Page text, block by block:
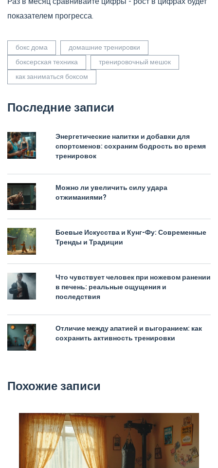
показателем прогресса.
бокс дома
домашние тренировки
боксерская техника
тренировочный мешок
как заниматься боксом
Последние записи
Энергетические напитки и добавки для
спортсменов: сохраним бодрость во время
тренировок
Можно ли увеличить силу удара
отжиманиями?
Боевые Искусства и Кунг-Фу: Современные
Тренды и Традиции
Что чувствует человек при ножевом ранении
в печень: реальные ощущения и
последствия
Отличие между апатией и выгоранием: как
сохранить активность тренировки
Похожие записи